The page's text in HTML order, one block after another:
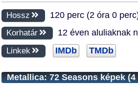
Hossz 120 perc (2 óra 0
Korhatár 12 éven aluliaknak
Linkek IMDb TMDb
Metallica: 72 Seasons képek (4